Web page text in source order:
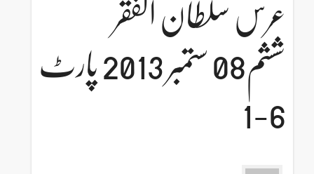
عرس سلطان الفقر
ششم08 ستمبر 2013 پارٹ
6-1